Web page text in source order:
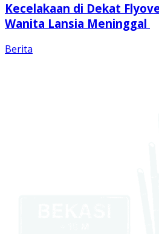
Kecelakaan di Dekat
Wanita Lansia Meninggal
Berita